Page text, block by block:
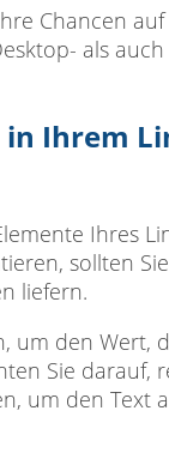
Chancen
als
in Ihrem
Ihres
sollten
liefern.
um den Wert,
Sie darauf,
um den Text